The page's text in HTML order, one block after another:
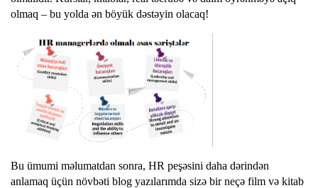
olmaq – bu yolda ən böyük dəstəyin olacaq!
Bu ümumi məlumatdan sonra, HR peşəsini daha dərindən
anlamaq üçün növbəti blog yazılarımda sizə bir neçə film və kitab